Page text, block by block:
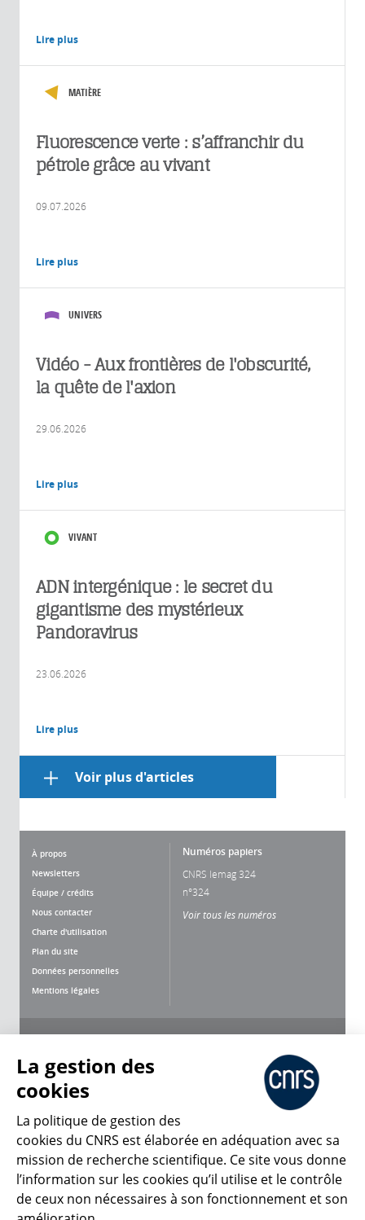
Lire plus
MATIÈRE
Fluorescence verte : s’affranchir du
pétrole grâce au vivant
09.07.2026
Lire plus
UNIVERS
Vidéo - Aux frontières de l'obscurité,
la quête de l'axion
29.06.2026
Lire plus
VIVANT
ADN intergénique : le secret du
gigantisme des mystérieux
Pandoravirus
23.06.2026
Lire plus
Voir plus d'articles
À propos
Newsletters
Équipe / crédits
Nous contacter
Charte d'utilisation
Plan du site
Données personnelles
Mentions légales
Numéros papiers
CNRS lemag 324
n°324
Voir tous les numéros
CNRS Le Mag
© 2026, CNRS
La gestion des
cookies
La politique de gestion des
cookies du CNRS est élaborée en adéquation avec sa
mission de recherche scientifique. Ce site vous donne
l’information sur les cookies qu’il utilise et le contrôle
de ceux non nécessaires à son fonctionnement et son